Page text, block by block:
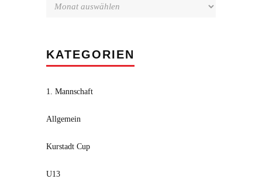
KATEGORIEN
1. Mannschaft
Allgemein
Kurstadt Cup
U13